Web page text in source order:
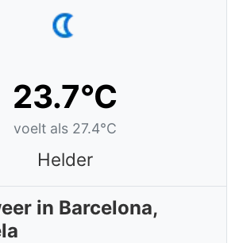
23.7°C
voelt als 27.4°C
Helder
in Barcelona,